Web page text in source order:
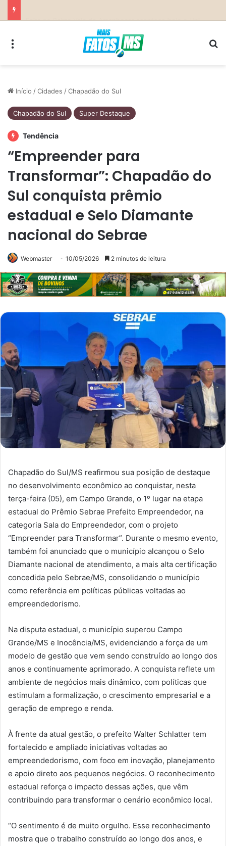
Início /Cidades /Chapadão do Sul
Chapadão do Sul Super Destaque
Tendência
“Empreender para
Transformar”: Chapadão do
Sul conquista prêmio
estadual e Selo Diamante
nacional do Sebrae
Webmaster 10/05/2026 2 minutos de leitura
Chapadão do Sul/MS reafirmou sua posição de destaque
no desenvolvimento econômico ao conquistar, nesta
terça-feira (05), em Campo Grande, o 1º lugar na etapa
estadual do Prêmio Sebrae Prefeito Empreendedor, na
categoria Sala do Empreendedor, com o projeto
“Empreender para Transformar”. Durante o mesmo evento,
também foi anunciado que o município alcançou o Selo
Diamante nacional de atendimento, a mais alta certificação
concedida pelo Sebrae/MS, consolidando o município
como referência em políticas públicas voltadas ao
empreendedorismo.
Na disputa estadual, o município superou Campo
Grande/MS e Inocência/MS, evidenciando a força de um
modelo de gestão que vem sendo construído ao longo dos
anos e continuamente aprimorado. A conquista reflete um
ambiente de negócios mais dinâmico, com políticas que
estimulam a formalização, o crescimento empresarial e a
geração de emprego e renda.
À frente da atual gestão, o prefeito Walter Schlatter tem
fortalecido e ampliado iniciativas voltadas ao
empreendedorismo, com foco em inovação, planejamento
e apoio direto aos pequenos negócios. O reconhecimento
estadual reforça o impacto dessas ações, que vêm
contribuindo para transformar o cenário econômico local.
“O sentimento é de muito orgulho. Esse reconhecimento
mostra que o trabalho construído ao longo dos anos, e